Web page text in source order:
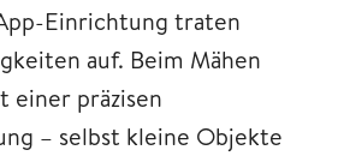
Einrichtung traten
auf. Beim Mähen
einer präzisen
– selbst kleine Objekte